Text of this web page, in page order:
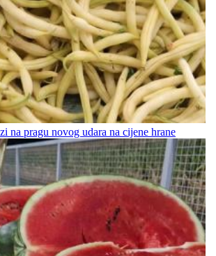
na pragu novog udara na cijene hrane